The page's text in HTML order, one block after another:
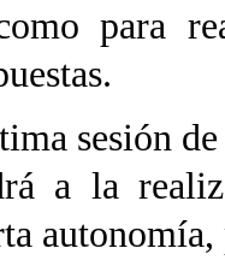
para
sesión de
a la